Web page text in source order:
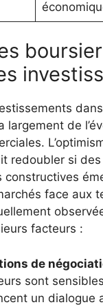
largement de
redoubler si
constructives
face aux
facteurs :
de
sont
un dialogue